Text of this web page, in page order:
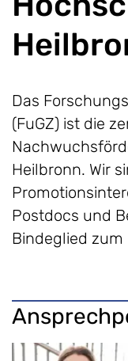
Das
(FuGZ) ist die
Heilbronn. Wir
Postdocs und
Bindeglied zum